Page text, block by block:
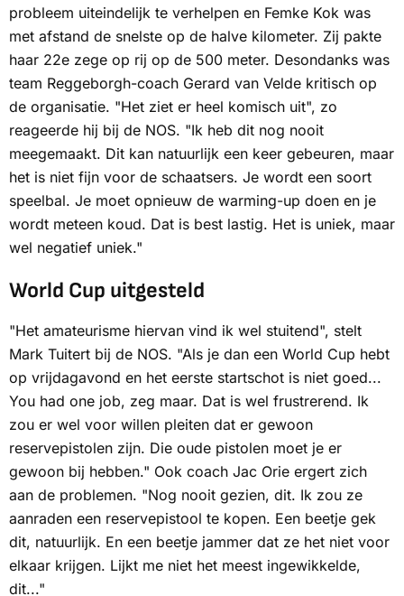
probleem uiteindelijk te verhelpen en Femke Kok was
met afstand de snelste op de halve kilometer. Zij pakte
haar 22e zege op rij op de 500 meter. Desondanks was
team Reggeborgh-coach Gerard van Velde kritisch op
de organisatie. "Het ziet er heel komisch uit", zo
reageerde hij bij de NOS. "Ik heb dit nog nooit
meegemaakt. Dit kan natuurlijk een keer gebeuren, maar
het is niet fijn voor de schaatsers. Je wordt een soort
speelbal. Je moet opnieuw de warming-up doen en je
wordt meteen koud. Dat is best lastig. Het is uniek, maar
wel negatief uniek."
World Cup uitgesteld
"Het amateurisme hiervan vind ik wel stuitend", stelt
Mark Tuitert bij de NOS. "Als je dan een World Cup hebt
op vrijdagavond en het eerste startschot is niet goed...
You had one job, zeg maar. Dat is wel frustrerend. Ik
zou er wel voor willen pleiten dat er gewoon
reservepistolen zijn. Die oude pistolen moet je er
gewoon bij hebben." Ook coach Jac Orie ergert zich
aan de problemen. "Nog nooit gezien, dit. Ik zou ze
aanraden een reservepistool te kopen. Een beetje gek
dit, natuurlijk. En een beetje jammer dat ze het niet voor
elkaar krijgen. Lijkt me niet het meest ingewikkelde,
dit..."